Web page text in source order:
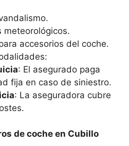
meteorológicos.
accesorios del coche.
: El asegurado paga
fija en caso de siniestro.
: La aseguradora cubre
de coche en Cubillo